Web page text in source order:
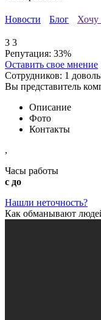
Новости Блог Хочу
3 3
Репутация: 33%
Оставить свое мнение
Сотрудников: 1
Вы представитель
Описание
Фото
Контакты
,
Часы работы
с до
Нашли неточность?
Как обманывают